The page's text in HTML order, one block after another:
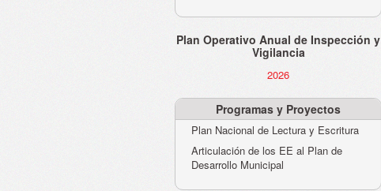
Plan Operativo Anual de Inspección y
Vigilancia
2026
Programas y Proyectos
Plan Nacional de Lectura y Escritura
Articulación de los EE al Plan de
Desarrollo Municipal